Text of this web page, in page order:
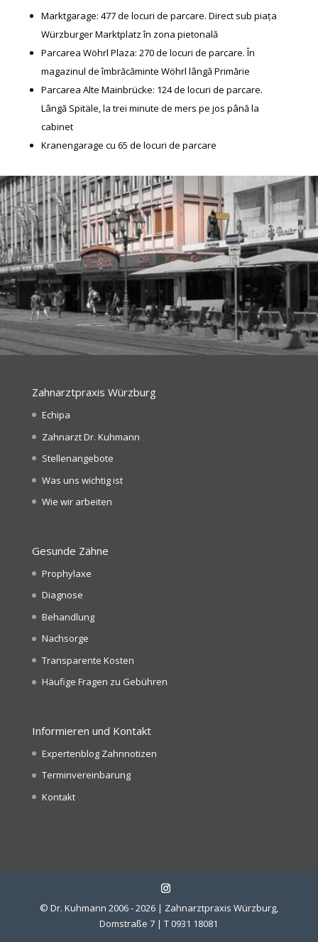
Marktgarage: 477 de locuri de parcare. Direct sub piața
Würzburger Marktplatz în zona pietonală
Parcarea Wöhrl Plaza: 270 de locuri de parcare. În
magazinul de îmbrăcăminte Wöhrl lângă Primărie
Parcarea Alte Mainbrücke: 124 de locuri de parcare.
Lângă Spitäle, la trei minute de mers pe jos până la
cabinet
Kranengarage cu 65 de locuri de parcare
Zahnarztpraxis Würzburg
Echipa
Zahnarzt Dr. Kuhmann
Stellenangebote
Was uns wichtig ist
Wie wir arbeiten
Gesunde Zähne
Prophylaxe
Diagnose
Behandlung
Nachsorge
Transparente Kosten
Häufige Fragen zu Gebühren
Informieren und Kontakt
Expertenblog Zahnnotizen
Terminvereinbarung
Kontakt
© Dr. Kuhmann 2006 - 2026 | Zahnarztpraxis Würzburg,
Domstraße 7 | T 0931 18081